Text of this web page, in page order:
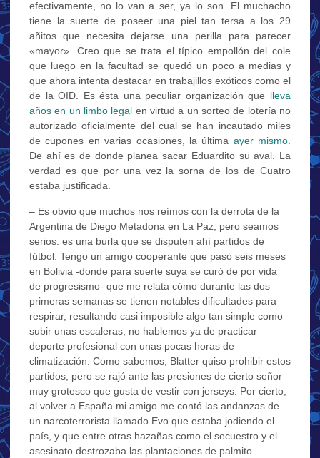
efectivamente, no lo van a ser, ya lo son. El muchacho
tiene la suerte de poseer una piel tan tersa a los 29
añitos que necesita dejarse una perilla para parecer
«mayor». Creo que se trata el típico empollón del cole
que luego en la facultad se quedó un poco a medias y
que ahora intenta destacar en trabajillos exóticos como el
de la OID. Es ésta una peculiar organización que lleva
años en un limbo legal en virtud a un sorteo de lotería no
autorizado oficialmente del cual se han incautado miles
de cupones en varias ocasiones, la última ayer mismo
De ahí es de donde planea sacar Eduardito su aval. La
verdad es que por una vez la sorna de los de Cuatro
estaba justificada.
– Es obvio que muchos nos reímos con la derrota de la
Argentina de Diego Metadona en La Paz, pero seamos
serios: es una burla que se disputen ahí partidos de
fútbol. Tengo un amigo cooperante que pasó seis meses
en Bolivia -donde para suerte suya se curó de por vida
de progresismo- que me relata cómo durante las dos
primeras semanas se tienen notables dificultades para
respirar, resultando casi imposible algo tan simple como
subir unas escaleras, no hablemos ya de practicar
deporte profesional con unas pocas horas de
climatización. Como sabemos, Blatter quiso prohibir estos
partidos, pero se rajó ante las presiones de cierto señor
muy grotesco que gusta de vestir con jerseys. Por cierto,
al volver a España mi amigo me contó las andanzas de
un narcoterrorista llamado Evo que estaba jodiendo el
país, y que entre otras hazañas como el secuestro y el
asesinato destrozaba las plantaciones de palmito